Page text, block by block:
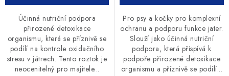
Účinná nutriční podpora
přirozené detoxikace
organismu, která se příznivě se
podílí na kontrole oxidačního
stresu v játrech. Tento roztok je
neocenitelný pro majitele...
Pro psy a kočky pro komplexní
ochranu a podporu funkce jater.
Slouží jako účinná nutriční
podpora, která přispívá k
podpoře přirozené detoxikace
organismu a příznivě se podílí...